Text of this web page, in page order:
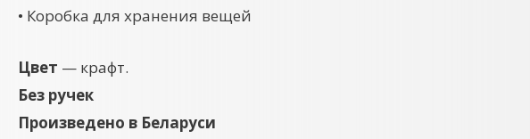
• Коробка для хранения вещей
Цвет — крафт.
Без ручек
Произведено в Беларуси